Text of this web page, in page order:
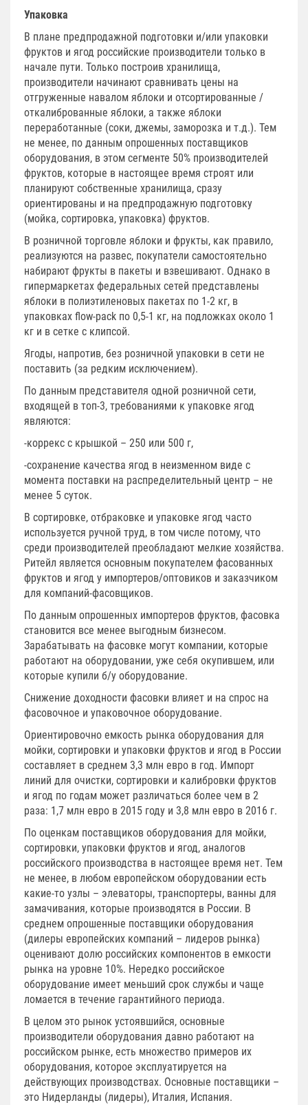
Упаковка
В плане предпродажной подготовки и/или упаковки
фруктов и ягод российские производители только в
начале пути. Только построив хранилища,
производители начинают сравнивать цены на
отгруженные навалом яблоки и отсортированные /
откалиброванные яблоки, а также яблоки
переработанные (соки, джемы, заморозка и т.д.). Тем
не менее, по данным опрошенных поставщиков
оборудования, в этом сегменте 50% производителей
фруктов, которые в настоящее время строят или
планируют собственные хранилища, сразу
ориентированы и на предпродажную подготовку
(мойка, сортировка, упаковка) фруктов.
В розничной торговле яблоки и фрукты, как правило,
реализуются на развес, покупатели самостоятельно
набирают фрукты в пакеты и взвешивают. Однако в
гипермаркетах федеральных сетей представлены
яблоки в полиэтиленовых пакетах по 1-2 кг, в
упаковках flow-pack по 0,5-1 кг, на подложках около 1
кг и в сетке с клипсой.
Ягоды, напротив, без розничной упаковки в сети не
поставить (за редким исключением).
По данным представителя одной розничной сети,
входящей в топ-3, требованиями к упаковке ягод
являются:
-коррекс с крышкой – 250 или 500 г,
-сохранение качества ягод в неизменном виде с
момента поставки на распределительный центр – не
менее 5 суток.
В сортировке, отбраковке и упаковке ягод часто
используется ручной труд, в том числе потому, что
среди производителей преобладают мелкие хозяйства.
Ритейл является основным покупателем фасованных
фруктов и ягод у импортеров/оптовиков и заказчиком
для компаний-фасовщиков.
По данным опрошенных импортеров фруктов, фасовка
становится все менее выгодным бизнесом.
Зарабатывать на фасовке могут компании, которые
работают на оборудовании, уже себя окупившем, или
которые купили б/у оборудование.
Снижение доходности фасовки влияет и на спрос на
фасовочное и упаковочное оборудование.
Ориентировочно емкость рынка оборудования для
мойки, сортировки и упаковки фруктов и ягод в России
составляет в среднем 3,3 млн евро в год. Импорт
линий для очистки, сортировки и калибровки фруктов
и ягод по годам может различаться более чем в 2
раза: 1,7 млн евро в 2015 году и 3,8 млн евро в 2016 г.
По оценкам поставщиков оборудования для мойки,
сортировки, упаковки фруктов и ягод, аналогов
российского производства в настоящее время нет. Тем
не менее, в любом европейском оборудовании есть
какие-то узлы – элеваторы, транспортеры, ванны для
замачивания, которые производятся в России. В
среднем опрошенные поставщики оборудования
(дилеры европейских компаний – лидеров рынка)
оценивают долю российских компонентов в емкости
рынка на уровне 10%. Нередко российское
оборудование имеет меньший срок службы и чаще
ломается в течение гарантийного периода.
В целом это рынок устоявшийся, основные
производители оборудования давно работают на
российском рынке, есть множество примеров их
оборудования, которое эксплуатируется на
действующих производствах. Основные поставщики –
это Нидерланды (лидеры), Италия, Испания.